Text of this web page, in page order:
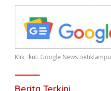
Klik, Ikuti Google News